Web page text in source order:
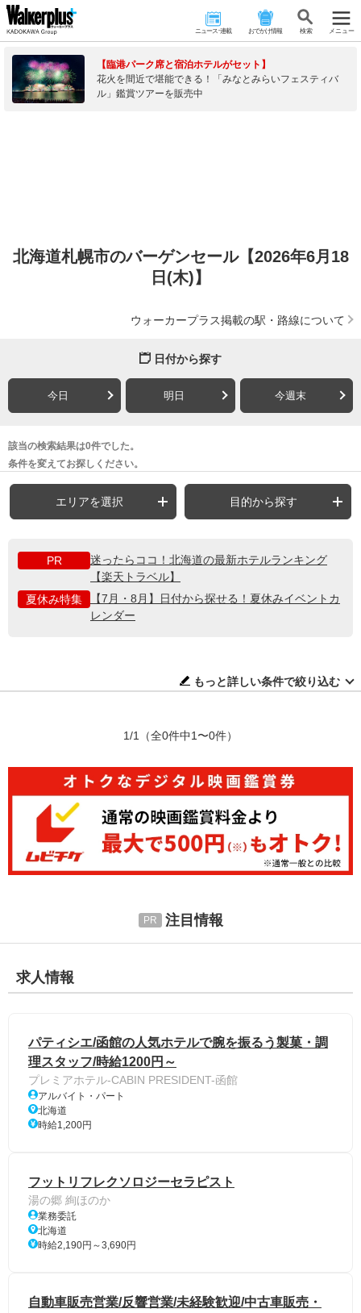
ニュース･連載 おでかけ情報 検 索 メニュー
【臨港パーク席と宿泊ホテルがセット】
花火を間近で堪能できる！「みなとみらいフェスティバ
ル」鑑賞ツアーを販売中
北海道札幌市のバーゲンセール【2026年6月18
日(木)】
ウォーカープラス掲載の駅・路線について
日付から探す
今日 明日 今週末
該当の検索結果は0件でした。
条件を変えてお探しください。
エリアを選択 目的から探す
PR
迷ったらココ！北海道の最新ホテルランキング
【楽天トラベル】
夏休み特集
【7月・8月】日付から探せる！夏休みイベントカ
レンダー
もっと詳しい条件で絞り込む
1/1 （全0件中1〜0件）
注目情報
求人情報
パティシエ/函館の人気ホテルで腕を振るう製菓・調
理スタッフ/時給1200円～
プレミアホテル-CABIN PRESIDENT-函館
アルバイト・パート
北海道
時給1,200円
フットリフレクソロジーセラピスト
湯の郷 絢ほのか
業務委託
北海道
時給2,190円～3,690円
自動車販売営業/反響営業/未経験歓迎/中古車販売・